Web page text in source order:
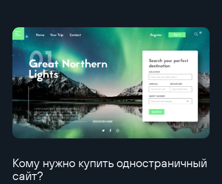
Кому нужно купить одностраничный
сайт?